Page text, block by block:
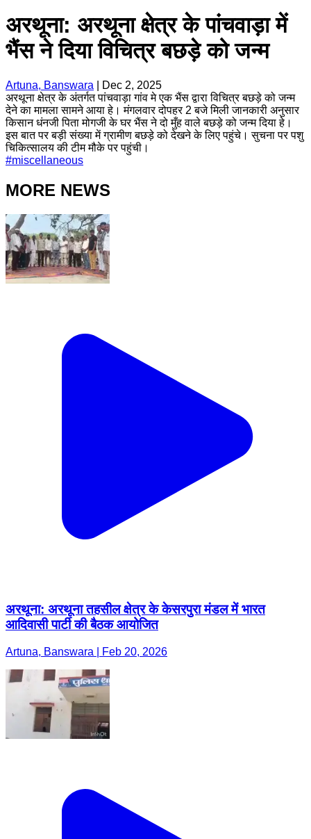
अरथूना: अरथूना क्षेत्र के पांचवाड़ा में
भैंस ने दिया विचित्र बछड़े को जन्म
Artuna, Banswara
Dec 2, 2025
अरथूना क्षेत्र के अंतर्गत पांचवाड़ा गांव मे एक भैंस द्वारा विचित्र बछड़े को जन्म
देने का मामला सामने आया हे। मंगलवार दोपहर 2 बजे मिली जानकारी अनुसार
किसान धंनजी पिता मोगजी के घर भैंस ने दो मुँह वाले बछड़े को जन्म दिया हे।
इस बात पर बड़ी संख्या में ग्रामीण बछड़े को देखने के लिए पहुंचे। सुचना पर पशु
चिकित्सालय की टीम मौके पर पहुंची।
#miscellaneous
MORE NEWS
अरथूना: अरथूना तहसील क्षेत्र के केसरपुरा मंडल में भारत
आदिवासी पार्टी की बैठक आयोजित
Artuna, Banswara | Feb 20, 2026